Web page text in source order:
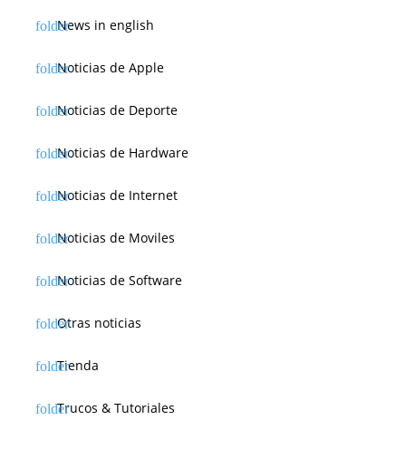
News in english
Noticias de Apple
Noticias de Deporte
Noticias de Hardware
Noticias de Internet
Noticias de Moviles
Noticias de Software
Otras noticias
Tienda
Trucos & Tutoriales